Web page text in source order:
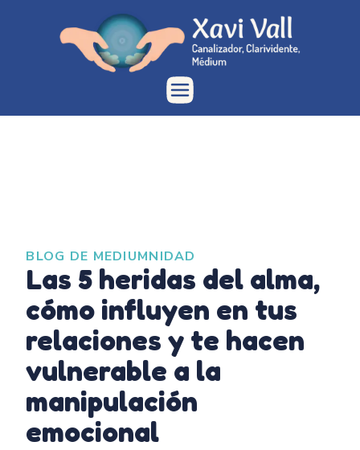
BLOG DE MEDIUMNIDAD
Las 5 heridas del alma,
cómo influyen en tus
relaciones y te hacen
vulnerable a la
manipulación
emocional